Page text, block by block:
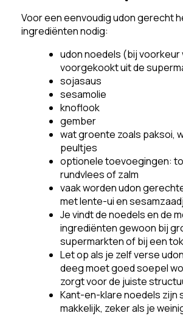
Voor een eenvoudig udon gerecht
ingrediënten nodig:
udon noedels (bij voorkeur
voorgekookt uit de
sojasaus
sesamolie
knoflook
gember
wat groente zoals paksoi,
peultjes
optionele toevoegingen:
rundvlees of zalm
vaak worden udon
met lente-ui en
Je vindt de noedels en de
ingrediënten gewoon bij
supermarkten of bij een
Let op als je zelf verse
deeg moet goed soepel
zorgt voor de juiste
Kant-en-klare noedels zijn
makkelijk, zeker als je